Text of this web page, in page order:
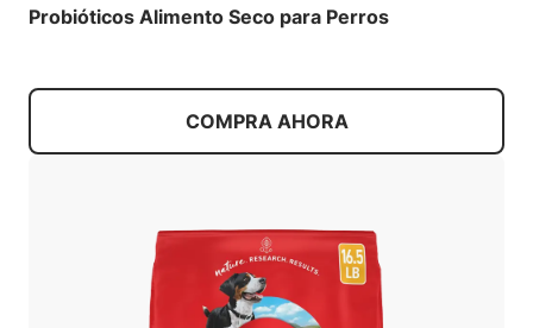
Probióticos Alimento Seco para Perros
COMPRA AHORA